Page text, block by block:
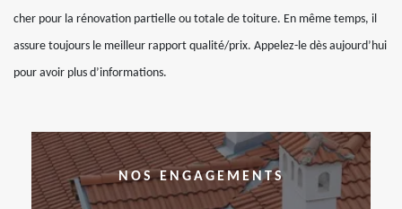
cher pour la rénovation partielle ou totale de toiture. En même temps, il
assure toujours le meilleur rapport qualité/prix. Appelez-le dès aujourd’hui
pour avoir plus d’informations.
NOS ENGAGEMENTS